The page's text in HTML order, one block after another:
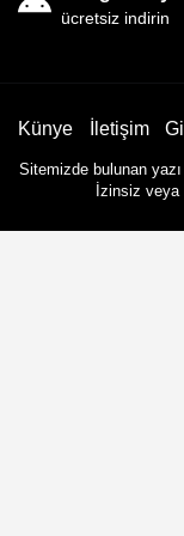
ücretsiz indirin
Künye İletişim
Sitemizde bulunan
İzinsiz